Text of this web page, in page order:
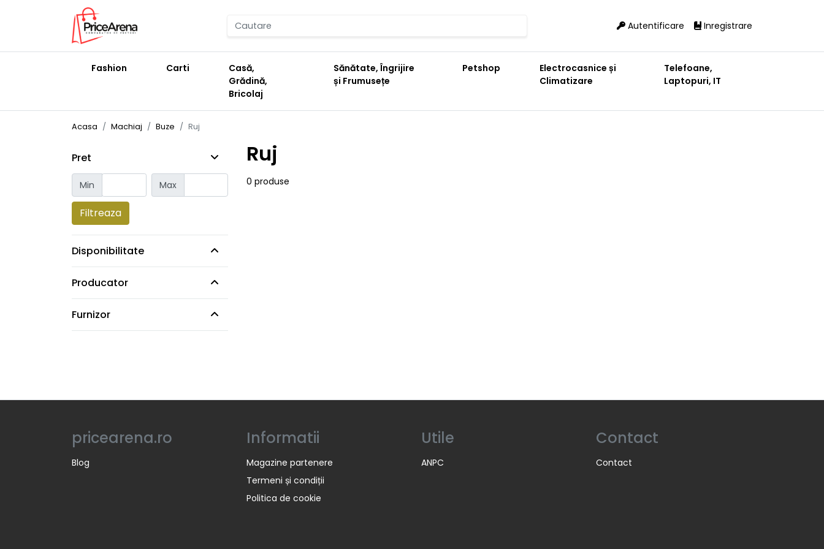
Autentificare Inregistrare
Fashion Carti
Casă,
Grădină,
Bricolaj
Sănătate, Îngrijire
și Frumusețe
Petshop
Electrocasnice și
Climatizare
Telefoane,
Laptopuri, IT
Acasa Machiaj Buze Ruj
Pret
Min Max
Filtreaza
Disponibilitate
Producator
Furnizor
Ruj
0 produse
pricearena.ro
Blog
Informatii
Magazine partenere
Termeni și condiții
Politica de cookie
Utile
ANPC
Contact
Contact